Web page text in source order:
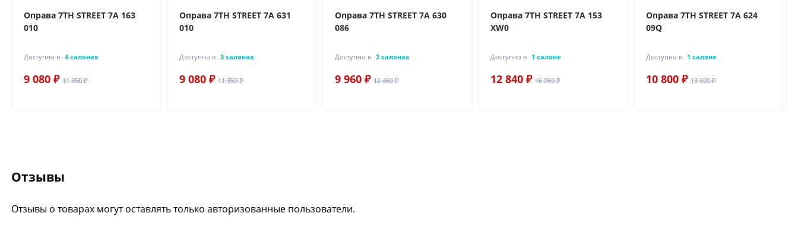
Оправа 7TH STREET 7A 163
010
Доступно в 4 салонах
9 080 ₽ 11 350 ₽
Оправа 7TH STREET 7A 631
010
Доступно в 3 салонах
9 080 ₽ 11 350 ₽
Оправа 7TH STREET 7A 630
086
Доступно в 2 салонах
9 960 ₽ 12 450 ₽
Оправа 7TH STREET 7A 153
XW0
Доступно в 1 салоне
12 840 ₽ 16 050 ₽
Оправа 7TH STREET 7A 624
09Q
Доступно в 1 салоне
10 800 ₽ 13 500 ₽
Отзывы
Отзывы о товарах могут оставлять только авторизованные пользователи.